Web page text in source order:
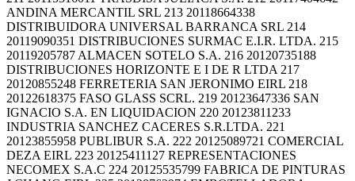
ANDINA MERCANTIL SRL 213 20118664338
DISTRIBUIDORA UNIVERSAL BARRANCA SRL 214
20119090351 DISTRIBUCIONES SURMAC E.I.R. LTDA. 215
20119205787 ALMACEN SOTELO S.A. 216 20120735188
DISTRIBUCIONES HORIZONTE E I DE R LTDA 217
20120855248 FERRETERIA SAN JERONIMO EIRL 218
20122618375 FASO GLASS SCRL. 219 20123647336 SAN
IGNACIO S.A. EN LIQUIDACION 220 20123811233
INDUSTRIA SANCHEZ CACERES S.R.LTDA. 221
20123855958 PUBLIBUR S.A. 222 20125089721 COMERCIAL
DEZA EIRL 223 20125411127 REPRESENTACIONES
NECOMEX S.A.C 224 20125535799 FABRICA DE PINTURAS